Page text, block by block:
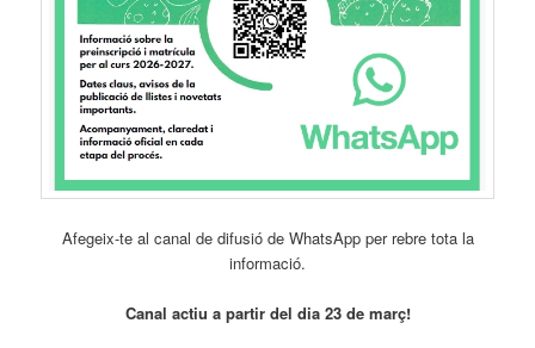
Afegeix-te al canal de difusió de WhatsApp per rebre tota la
informació.
Canal actiu a partir del dia 23 de març!